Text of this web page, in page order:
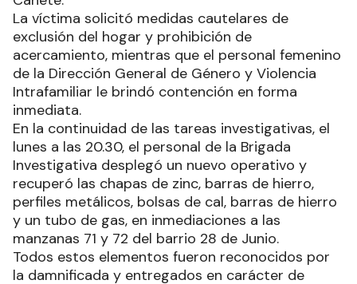
La víctima solicitó medidas cautelares de
exclusión del hogar y prohibición de
acercamiento, mientras que el personal femenino
de la Dirección General de Género y Violencia
Intrafamiliar le brindó contención en forma
inmediata.
En la continuidad de las tareas investigativas, el
lunes a las 20.30, el personal de la Brigada
Investigativa desplegó un nuevo operativo y
recuperó las chapas de zinc, barras de hierro,
perfiles metálicos, bolsas de cal, barras de hierro
y un tubo de gas, en inmediaciones a las
manzanas 71 y 72 del barrio 28 de Junio.
Todos estos elementos fueron reconocidos por
la damnificada y entregados en carácter de